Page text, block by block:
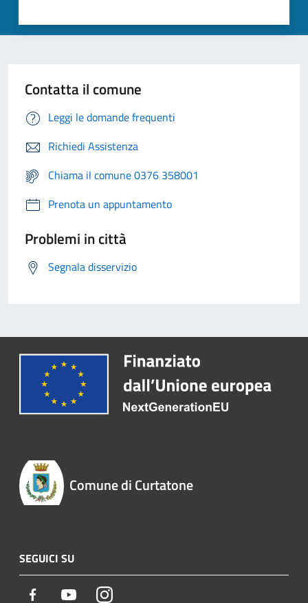
Contatta il comune
Leggi le domande frequenti
Richiedi Assistenza
Chiama il comune 0376 358001
Prenota un appuntamento
Problemi in città
Segnala disservizio
Comune di Curtatone
SEGUICI SU
Facebook YoutubeInstagram